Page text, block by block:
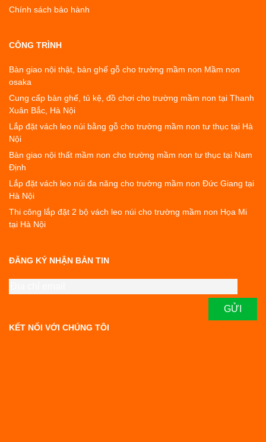
Chính sách bảo hành
CÔNG TRÌNH
Bàn giao nội thật, bàn ghế gỗ cho trường mầm non Mầm non
osaka
Cung cấp bàn ghế, tủ kệ, đồ chơi cho trường mầm non tại Thanh
Xuân Bắc, Hà Nội
Lắp đặt vách leo núi bằng gỗ cho trường mầm non tư thục tại Hà
Nội
Bàn giao nội thất mầm non cho trường mầm non tư thục tại Nam
Định
Lắp đặt vách leo núi đa năng cho trường mầm non Đức Giang tại
Hà Nội
Thi công lắp đặt 2 bộ vách leo núi cho trường mầm non Họa Mi
tại Hà Nội
ĐĂNG KÝ NHẬN BẢN TIN
KẾT NỐI VỚI CHÚNG TÔI